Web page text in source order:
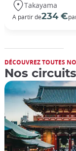
Takayama
A partir de234 €
DÉCOUVREZ TOUTES
Nos